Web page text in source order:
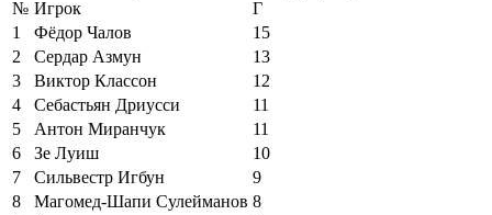
№ Игрок
Г
1
Фёдор Чалов
15
2
Сердар Азмун
13
3
Виктор Классон
12
4
Себастьян Дриусси
11
5
Антон Миранчук
11
6
Зе Луиш
10
7
Сильвестр Игбун
9
8
Магомед-Шапи Сулейманов 8